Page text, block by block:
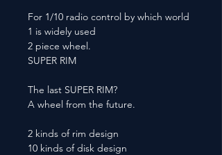
For 1/10 radio control by which world
1 is widely used
2 piece wheel.
SUPER RIM
The last SUPER RIM?
A wheel from the future.
2 kinds of rim design
10 kinds of disk design